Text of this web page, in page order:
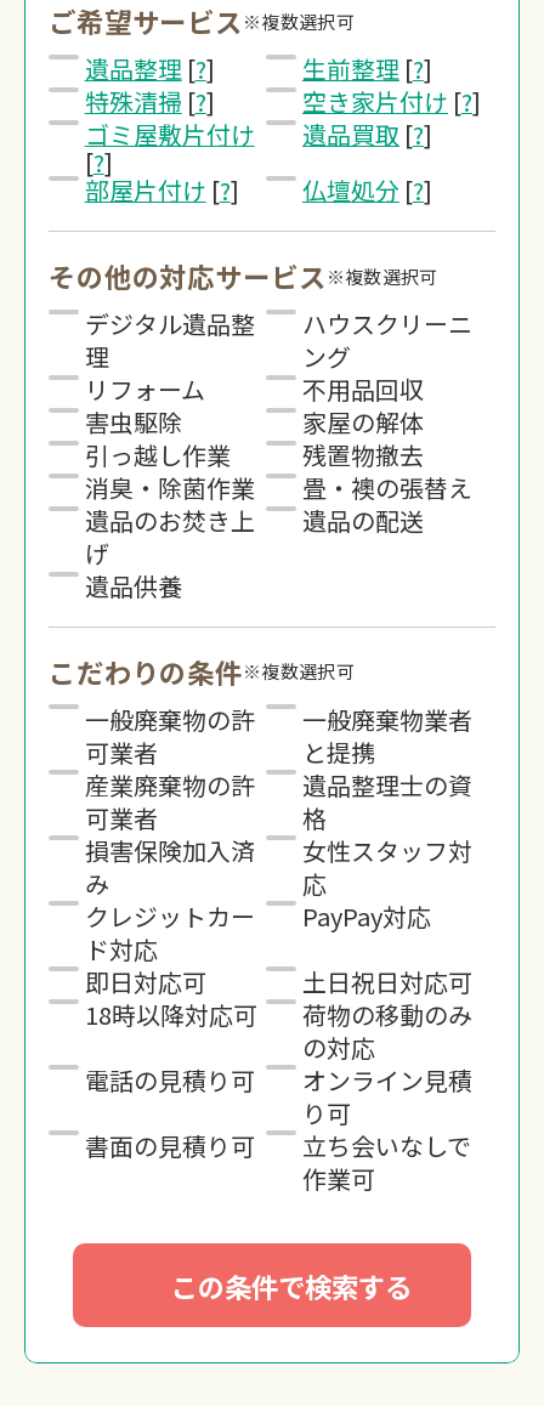
ご希望サービス※複数選択可
遺品整理 [?] 生前整理 [?]
特殊清掃 [?] 空き家片付け [?]
ゴミ屋敷片付け
[?]
遺品買取 [?]
部屋片付け [?] 仏壇処分 [?]
その他の対応サービス※複数選択可
デジタル遺品整
理
ハウスクリーニ
ング
リフォーム
不用品回収
害虫駆除
家屋の解体
引っ越し作業
残置物撤去
消臭・除菌作業
畳・襖の張替え
遺品のお焚き上
げ
遺品の配送
遺品供養
こだわりの条件※複数選択可
一般廃棄物の許
可業者
一般廃棄物業者
と提携
産業廃棄物の許
可業者
遺品整理士の資
格
損害保険加入済
み
女性スタッフ対
応
クレジットカー
ド対応
PayPay対応
即日対応可
土日祝日対応可
18時以降対応可
荷物の移動のみ
の対応
電話の見積り可
オンライン見積
り可
書面の見積り可
立ち会いなしで
作業可
この条件で検索する